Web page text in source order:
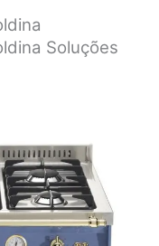
Soluções